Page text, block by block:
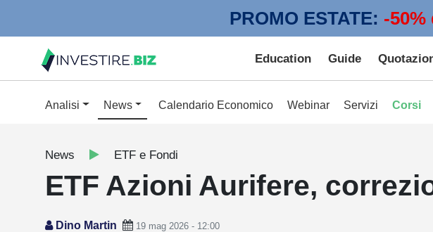
PROMO ESTATE: -
Education Guide
Analisi News Calendario Economico Webinar Servizi Corsi
News ETF e Fondi
ETF Azioni Aurifere,
Dino Martin 19 mag 2026 - 12:00